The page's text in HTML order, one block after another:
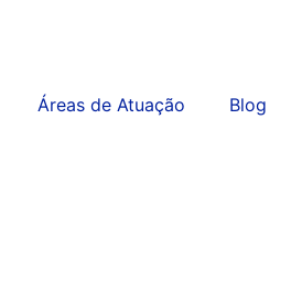
Áreas de Atuação Blog